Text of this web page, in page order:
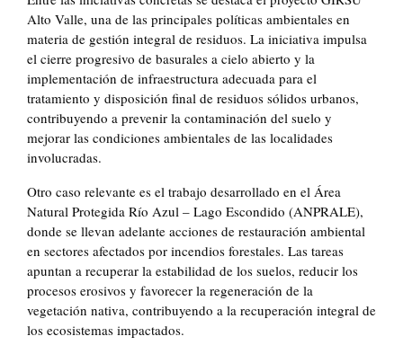
Alto Valle, una de las principales políticas ambientales en
materia de gestión integral de residuos. La iniciativa impulsa
el cierre progresivo de basurales a cielo abierto y la
implementación de infraestructura adecuada para el
tratamiento y disposición final de residuos sólidos urbanos,
contribuyendo a prevenir la contaminación del suelo y
mejorar las condiciones ambientales de las localidades
involucradas.
Otro caso relevante es el trabajo desarrollado en el Área
Natural Protegida Río Azul – Lago Escondido (ANPRALE),
donde se llevan adelante acciones de restauración ambiental
en sectores afectados por incendios forestales. Las tareas
apuntan a recuperar la estabilidad de los suelos, reducir los
procesos erosivos y favorecer la regeneración de la
vegetación nativa, contribuyendo a la recuperación integral de
los ecosistemas impactados.